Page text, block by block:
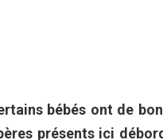
bébés ont de
présents ici